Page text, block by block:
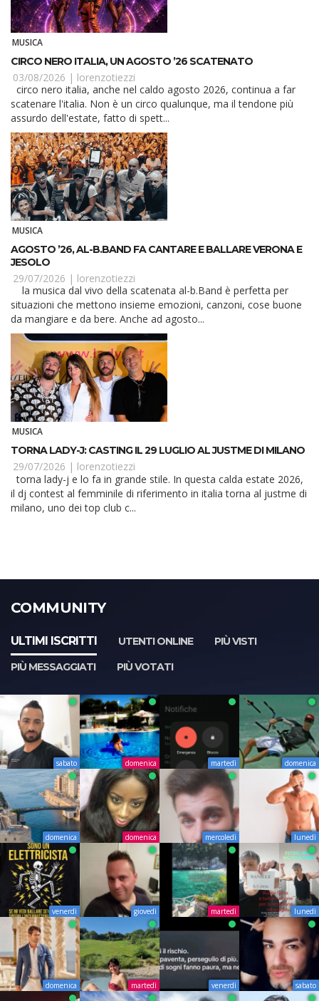
MUSICA
CIRCO NERO ITALIA, UN AGOSTO ’26 SCATENATO
03/08/2026 | lorenzotiezzi
scatenare l'italia. Non è un circo qualunque, ma il tendone più
assurdo dell'estate, fatto di spett...
MUSICA
AGOSTO ’26, AL-B.BAND FA CANTARE E BALLARE VERONA E
JESOLO
29/07/2026 | lorenzotiezzi
situazioni che mettono insieme emozioni, canzoni, cose buone
da mangiare e da bere. Anche ad agosto...
MUSICA
TORNA LADY-J: CASTING IL 29 LUGLIO AL JUSTME DI MILANO
29/07/2026 | lorenzotiezzi
torna lady-j e lo fa in grande stile. In questa calda estate 2026,
il dj contest al femminile di riferimento in italia torna al justme di
milano, uno dei top club c...
COMMUNITY
ULTIMI ISCRITTI UTENTI ONLINE
PIÙ VISTI
PIÙ MESSAGGIATI
PIÙ VOTATI
sabato domenica martedì domenica
domenica domenica mercoledì lunedì
venerdì giovedì martedì lunedì
domenica martedì venerdì sabato